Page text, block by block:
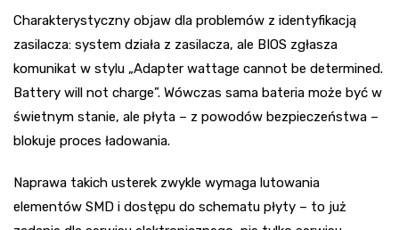
Charakterystyczny objaw dla problemów z identyfikacją
zasilacza: system działa z zasilacza, ale BIOS zgłasza
komunikat w stylu „Adapter wattage cannot be determined.
Battery will not charge”. Wówczas sama bateria może być w
świetnym stanie, ale płyta – z powodów bezpieczeństwa –
blokuje proces ładowania.
Naprawa takich usterek zwykle wymaga lutowania
elementów SMD i dostępu do schematu płyty – to już